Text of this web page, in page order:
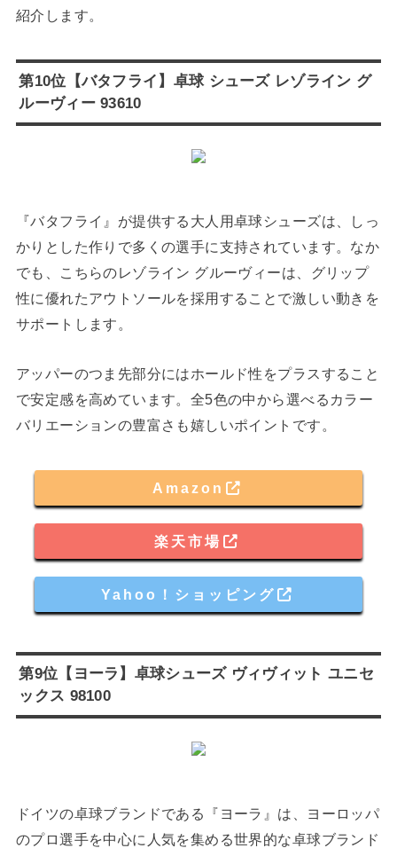
紹介します。
第10位【バタフライ】卓球 シューズ レゾライン グ
ルーヴィー 93610
『バタフライ』が提供する大人用卓球シューズは、しっ
かりとした作りで多くの選手に支持されています。なか
でも、こちらのレゾライン グルーヴィーは、グリップ
性に優れたアウトソールを採用することで激しい動きを
サポートします。
アッパーのつま先部分にはホールド性をプラスすること
で安定感を高めています。全5色の中から選べるカラー
バリエーションの豊富さも嬉しいポイントです。
Amazon
楽天市場
Yahoo！ショッピング
第9位【ヨーラ】卓球シューズ ヴィヴィット ユニセ
ックス 98100
ドイツの卓球ブランドである『ヨーラ』は、ヨーロッパ
のプロ選手を中心に人気を集める世界的な卓球ブランド